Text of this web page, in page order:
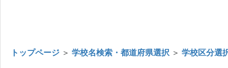
トップページ ＞ 学校名検索・都道府県選択 ＞ 学校区分選